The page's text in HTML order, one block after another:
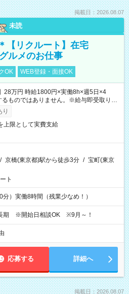
掲載日：2026.08.07
未読
【リクルート】在宅
ルメのお仕事
OK WEB登録・面接OK
万円 時給1800円×実働8h×週5日×4
ものではありません。※給与即受取りサ
件有）
り
上限として実費支給
/ 京橋(東京都)駅から徒歩3分 / 宝町(東京
ト
）実働8時間（残業少なめ！）
期 ※開始日相談OK ※9月～！
応募する 詳細へ
掲載日：2026.08.07